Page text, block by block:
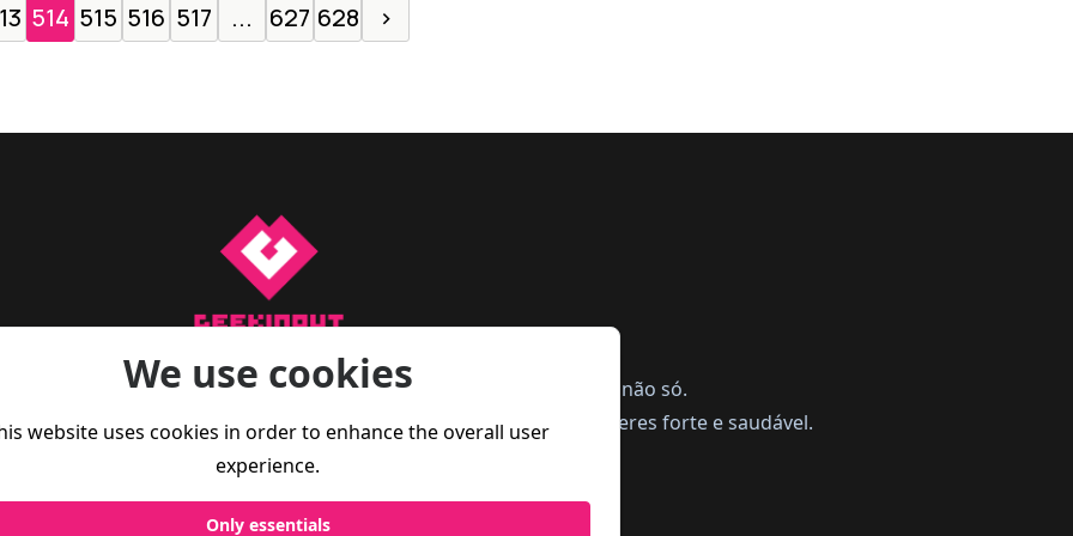
514 515 516 517 ... 627 628 ›
te manteres a par do que se passa no mundo do gaming, mas não só.
artigos de opinião, e também dicas de fitness para te manteres forte e saudável.
Vive melhor, joga melhor.
We use cookies
website uses cookies in order to enhance the overall user
experience.
Only essentials